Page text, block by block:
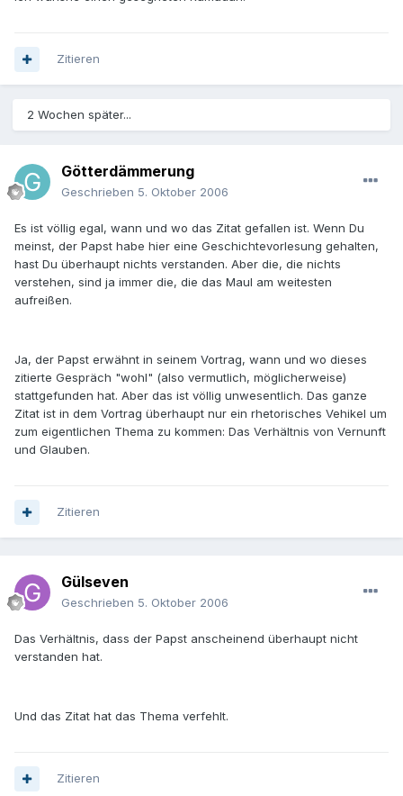
Zitieren
2 Wochen später...
Götterdämmerung
Geschrieben 5. Oktober 2006
Es ist völlig egal, wann und wo das Zitat gefallen ist. Wenn Du
meinst, der Papst habe hier eine Geschichtevorlesung gehalten,
hast Du überhaupt nichts verstanden. Aber die, die nichts
verstehen, sind ja immer die, die das Maul am weitesten
aufreißen.
Ja, der Papst erwähnt in seinem Vortrag, wann und wo dieses
zitierte Gespräch "wohl" (also vermutlich, möglicherweise)
stattgefunden hat. Aber das ist völlig unwesentlich. Das ganze
Zitat ist in dem Vortrag überhaupt nur ein rhetorisches Vehikel um
zum eigentlichen Thema zu kommen: Das Verhältnis von Vernunft
und Glauben.
Zitieren
Gülseven
Geschrieben 5. Oktober 2006
Das Verhältnis, dass der Papst anscheinend überhaupt nicht
verstanden hat.
Und das Zitat hat das Thema verfehlt.
Zitieren